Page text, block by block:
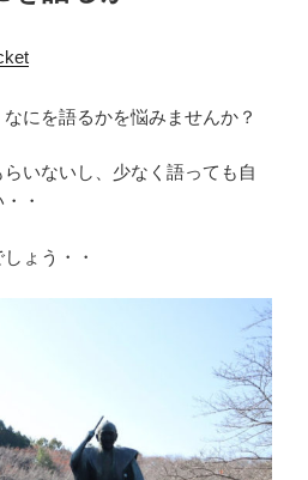
にを語るかを悩みませんか？
いないし、少なく語っても自
・
ょう・・